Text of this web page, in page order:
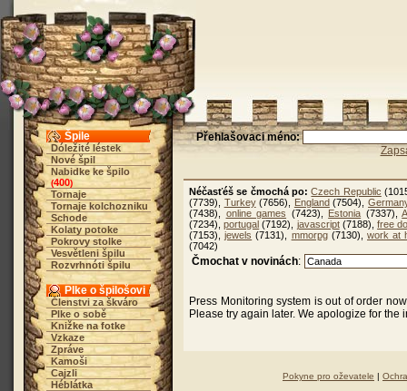
Špile
Dóležité léstek
Nové špil
Nabidke ke špilo
(400)
Tornaje
Tornaje kolchozniku
Schode
Kolaty potoke
Pokrovy stolke
Vesvětleni špilu
Rozvrhnóti špilu
Plke o špilošovi
Členstvi za škváro
Plke o sobě
Knižke na fotke
Vzkaze
Zpráve
Kamoši
Cajzli
Héblátka
Přehlašovaci méno:
Néčasťéš se čmochá po: Czech Republic
(7739), Turkey(7656), England(7504),
(7438), online games (7423), Estonia (7337),
(7234),portugal (7192), javascript(7188),free
(7153),jewels (7131), mmorpg(7130),work at
(7042)
Čmochat v novinách:
Press Monitoring system is out of order
Please try again later. We apologize for the
Pokyne pro oževatele |